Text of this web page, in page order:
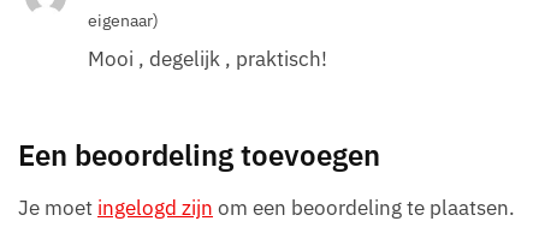
eigenaar)
Mooi , degelijk , praktisch!
Een beoordeling toevoegen
Je moet ingelogd zijn om een beoordeling te plaatsen.